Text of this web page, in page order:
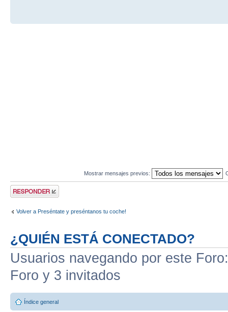
Mostrar mensajes previos:
Publicar una
respuesta
Volver a Preséntate y preséntanos tu coche!
¿QUIÉN ESTÁ CONECTADO?
Usuarios navegando por este
Foro y 3 invitados
Índice general